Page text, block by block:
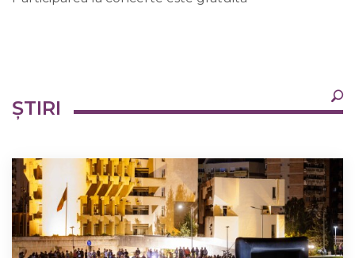
Ultimele Oricând ×
ȘTIRI